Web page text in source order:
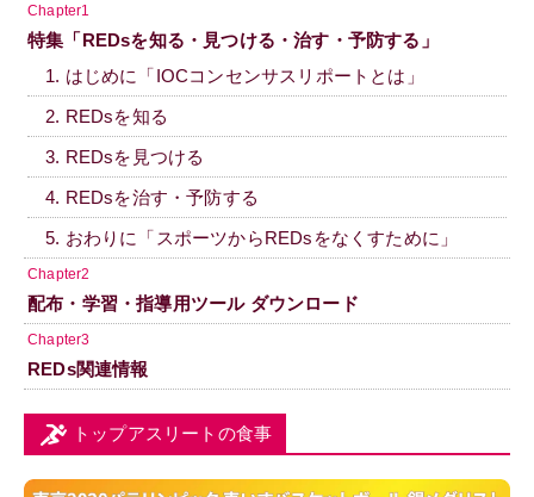
Chapter1
特集「REDsを知る・見つける・治す・予防する」
1. はじめに「IOCコンセンサスリポートとは」
2. REDsを知る
3. REDsを見つける
4. REDsを治す・予防する
5. おわりに「スポーツからREDsをなくすために」
Chapter2
配布・学習・指導用ツール ダウンロード
Chapter3
REDs関連情報
トップアスリートの食事